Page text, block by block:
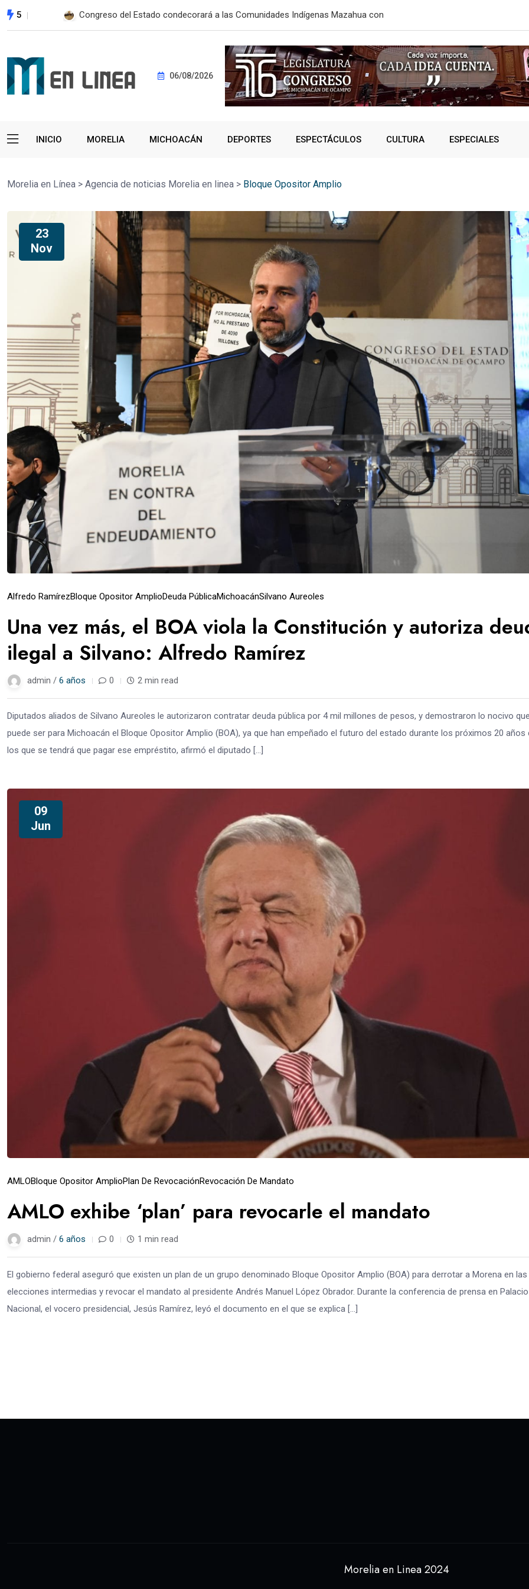
5 Autopista Maravatío-Zitácuaro será libre de peaje; ahorrarán 40 minutos de ESTE
06/08/2026
INICIO MORELIA MICHOACÁN DEPORTES ESPECTÁCULOS CULTURA ESPECIALES
Morelia en Línea > Agencia de noticias Morelia en linea > Bloque Opositor Amplio
23
Nov
Alfredo RamírezBloque Opositor AmplioDeuda PúblicaMichoacánSilvano Aureoles
Una vez más, el BOA viola la Constitución y autoriza
ilegal a Silvano: Alfredo Ramírez
admin / 6 años 0 2 min read
Diputados aliados de Silvano Aureoles le autorizaron contratar deuda pública por 4 mil millones de pesos, y demostraron lo nocivo que
puede ser para Michoacán el Bloque Opositor Amplio (BOA), ya que han empeñado el futuro del estado durante los próximos 20 años
los que se tendrá que pagar ese empréstito, afirmó el diputado […]
09
Jun
AMLOBloque Opositor AmplioPlan De RevocaciónRevocación De Mandato
AMLO exhibe ‘plan’ para revocarle el mandato
admin / 6 años 0 1 min read
El gobierno federal aseguró que existen un plan de un grupo denominado Bloque Opositor Amplio (BOA) para derrotar a Morena en las
elecciones intermedias y revocar el mandato al presidente Andrés Manuel López Obrador. Durante la conferencia de prensa en Palacio
Nacional, el vocero presidencial, Jesús Ramírez, leyó el documento en el que se explica […]
Morelia en Linea 2024